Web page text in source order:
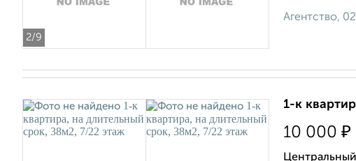
2/9
Агентство,
1-к
10 000 ₽